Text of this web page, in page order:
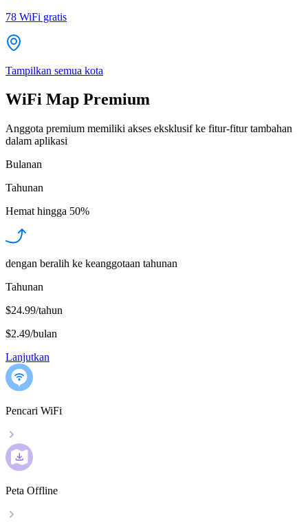
78 WiFi gratis
Tampilkan semua kota
WiFi Map Premium
Anggota premium memiliki akses eksklusif ke fitur-fitur tambahan
dalam aplikasi
Bulanan
Tahunan
Hemat hingga 50%
dengan beralih ke keanggotaan tahunan
Tahunan
$24.99/tahun
$2.49/bulan
Lanjutkan
Pencari WiFi
Peta Offline